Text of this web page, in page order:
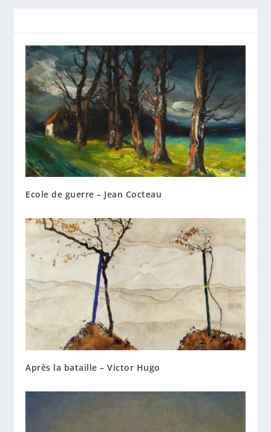
Ecole de guerre – Jean Cocteau
Après la bataille – Victor Hugo